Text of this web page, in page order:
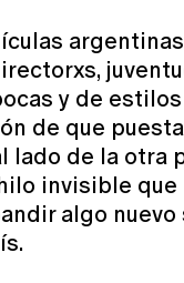
y de
de que
lado de la otra
invisible que
algo nuevo